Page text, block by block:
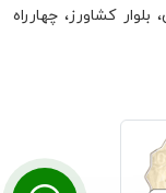
کشاورز، چهارراه